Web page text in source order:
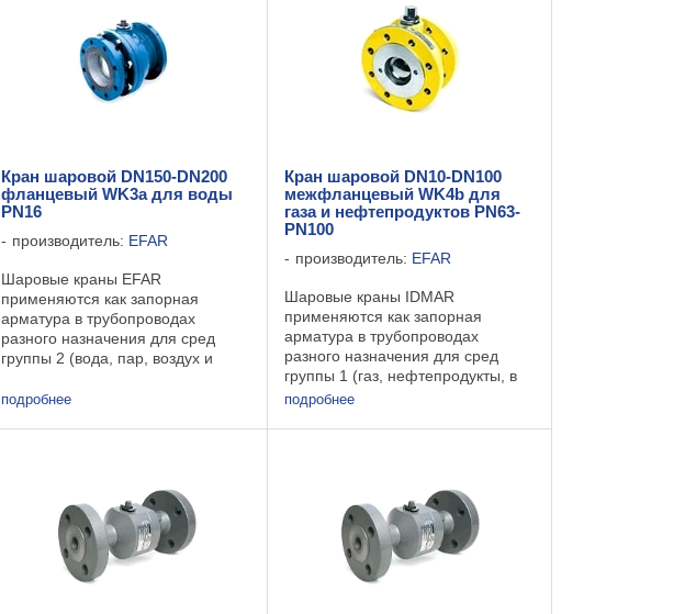
Кран шаровой DN150-DN200
фланцевый WK3a для воды
PN16
производитель: EFAR
Шаровые краны EFAR
применяются как запорная
арматура в трубопроводах
разного назначения для сред
группы 2 (вода, пар, воздух и
97/23/EC и технической
подробнее
Кран шаровой DN10-DN100
межфланцевый WK4b для
газа и нефтепродуктов PN63-
PN100
производитель: EFAR
Шаровые краны IDMAR
применяются как запорная
арматура в трубопроводах
разного назначения для сред
группы 1 (газ, нефтепродукты, в
том числе пропан-бутан и другие)
другие) согласно директиве СЕ -
подробнее